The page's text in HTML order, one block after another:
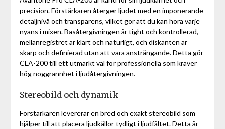
precision. Förstärkaren återgerljudet med en imponerande
detaljnivå och transparens, vilket gör att du kan höra varje
nyans i mixen. Basåtergivningen är tight och kontrollerad,
mellanregistret är klart och naturligt, och diskanten är
skarp och definierad utan att vara ansträngande. Detta gör
CLA-200 till ett utmärkt val för professionella som kräver
hög noggrannhet i ljudåtergivningen.
Stereobild och dynamik
Förstärkaren levererar en bred och exakt stereobild som
hjälper till att placera ljudkällortydligt i ljudfältet. Detta är